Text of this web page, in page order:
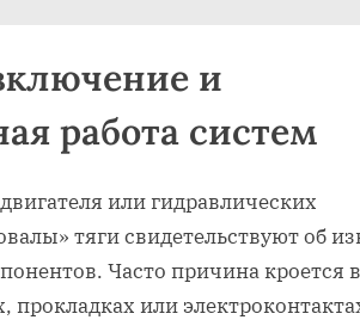
и
работа систем
или гидравлических
тяги свидетельствуют об
Часто причина кроется
прокладках или